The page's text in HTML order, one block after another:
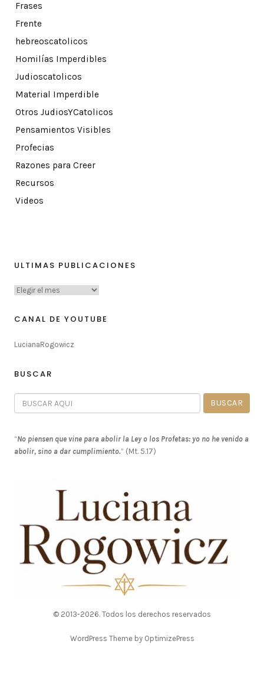
Frases
Frente
hebreoscatolicos
Homilías Imperdibles
Judioscatolicos
Material Imperdible
Otros JudiosYCatolicos
Pensamientos Visibles
Profecias
Razones para Creer
Recursos
Videos
ULTIMAS PUBLICACIONES
CANAL DE YOUTUBE
LucianaRogowicz
BUSCAR
“No piensen que vine para abolir la Ley o los Profetas: yo no he venido a
abolir, sino a dar cumplimiento.” (Mt. 5.17)
© 2013-2026. Todos los derechos reservados
WordPress Theme by OptimizePress